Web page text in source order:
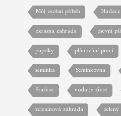
Můj osobní příběh
okrasná zahrada
osevní
papriky
plánování prací
semínka
Semínkovna
Starkoč
voda je život
zeleninová zahrada